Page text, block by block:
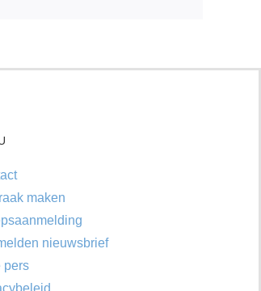
maken
nieuwsbrief
pers